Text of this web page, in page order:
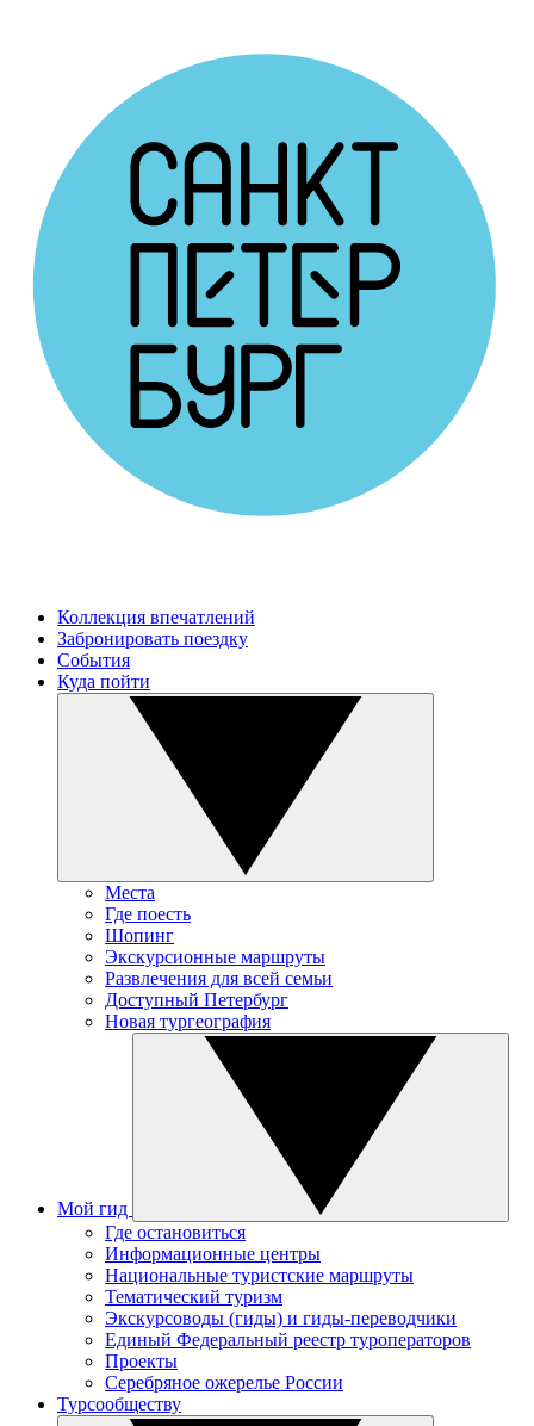
Коллекция впечатлений
Забронировать поездку
События
Куда пойти
Места
Где поесть
Шопинг
Экскурсионные маршруты
Развлечения для всей семьи
Доступный Петербург
Новая тургеография
Мой гид
Где остановиться
Информационные центры
Национальные туристские маршруты
Тематический туризм
Экскурсоводы (гиды) и гиды-переводчики
Единый Федеральный реестр туроператоров
Проекты
Серебряное ожерелье России
Турсообществу